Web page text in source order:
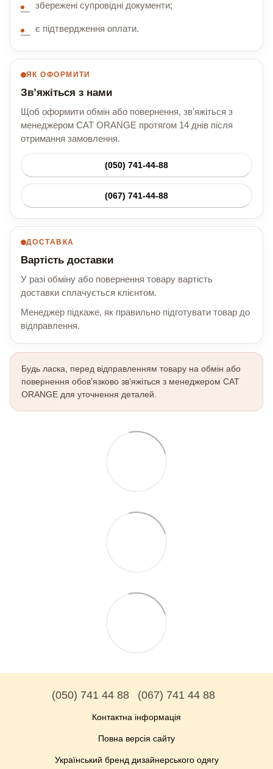
збережені супровідні документи;
є підтвердження оплати.
ЯК ОФОРМИТИ
Зв’яжіться з нами
Щоб оформити обмін або повернення, зв’яжіться з
менеджером CAT ORANGE протягом 14 днів після
отримання замовлення.
(050) 741-44-88
(067) 741-44-88
ДОСТАВКА
Вартість доставки
У разі обміну або повернення товару вартість
доставки сплачується клієнтом.
Менеджер підкаже, як правильно підготувати товар до
відправлення.
Будь ласка, перед відправленням товару на обмін або
повернення обов’язково зв’яжіться з менеджером CAT
ORANGE для уточнення деталей.
(050) 741 44 88 (067) 741 44 88
Контактна інформація
Повна версія сайту
Український бренд дизайнерського одягу